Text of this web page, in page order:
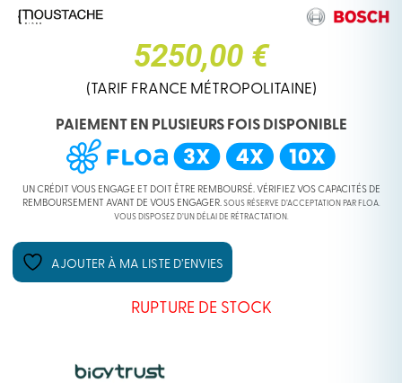
5250,00 €
(TARIF FRANCE MÉTROPOLITAINE)
PAIEMENT EN PLUSIEURS FOIS DISPONIBLE
UN CRÉDIT VOUS ENGAGE ET DOIT ÊTRE REMBOURSÉ. VÉRIFIEZ VOS CAPACITÉS DE
REMBOURSEMENT AVANT DE VOUS ENGAGER. SOUS RÉSERVE D’ACCEPTATION PAR FLOA.
VOUS DISPOSEZ D’UN DÉLAI DE RÉTRACTATION.
AJOUTER À MA LISTE D’ENVIES
RUPTURE DE STOCK